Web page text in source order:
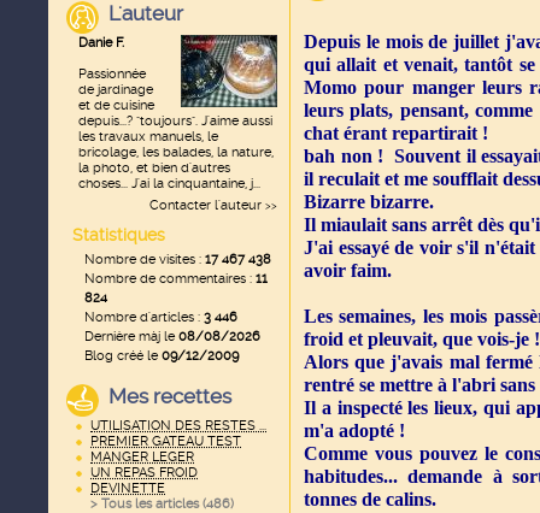
L'auteur
Danie F.
Passionnée
de jardinage
et de cuisine
depuis...? "toujours". J'aime aussi
les travaux manuels, le
bricolage, les balades, la nature,
la photo, et bien d'autres
choses... J'ai la cinquantaine, j...
Contacter l'auteur >>
Statistiques
Nombre de visites : 17 467 438
Nombre de commentaires : 11
824
Nombre d'articles : 3 446
Dernière màj le08/08/2026
Blog créé le09/12/2009
Mes recettes
UTILISATION DES RESTES ...
PREMIER GATEAU TEST
MANGER LEGER
UN REPAS FROID
DEVINETTE
> Tous les articles (486)
Depuis le mois de juillet
qui allait et venait, tantôt
Momo pour manger leurs
leurs plats, pensant,
chat érant repartirait !
bah non ! Souvent il
il reculait et me soufflait
Bizarre bizarre.
Il miaulait sans arrêt dès
J'ai essayé de voir s'il
avoir faim.
Les semaines, les mois
froid et pleuvait, que vois-je
Alors que j'avais mal fermé
rentré se mettre à l'abri
Il a inspecté les lieux, qui
m'a adopté !
Comme vous pouvez le
habitudes... demande à
tonnes de calins.